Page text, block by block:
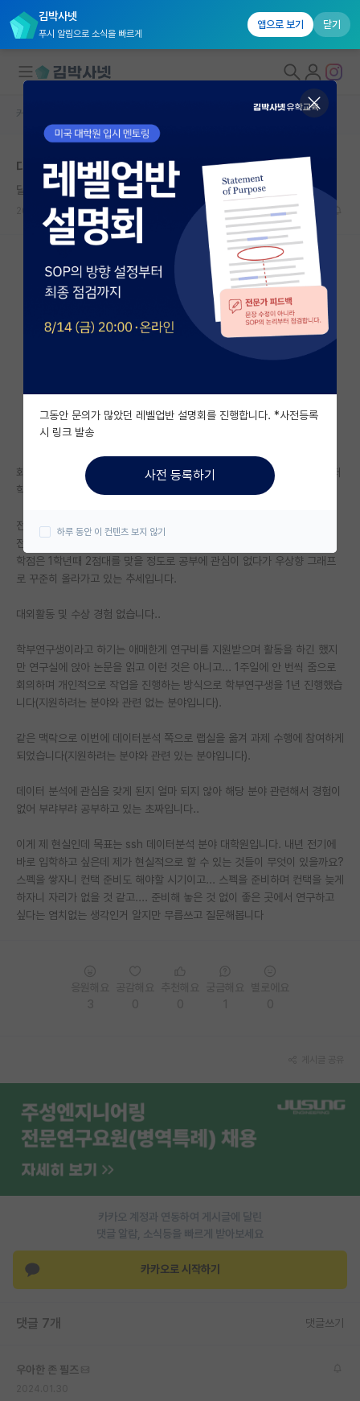
김박사넷
푸시 알림으로 소식을 빠르게
앱으로 보기 닫기
대학원생 모집
국내대학원 정보
연구실&오픈랩
커뮤니티
커뮤니티 홈
전체글보기
베스트 게시판
자유 게시판(아무개랩)
미국 유학 게시판
미국 대학원 합격 후기 게시판
대학원생 모집 게시판
연구실(PI) 홍보 게시판
석박사 채용 정보 게시판
임용 정보 게시판
학부 인턴 게시판
취업 게시판
PI 전용 게시판
특수/전문대학원 게시판
반도체/AI 게시판
장학금/장학생 게시판
학술 정보 게시판
재팬라운지 🌸
커뮤니티 홈
대학원 스펙 시원하게 한 번 까주십쇼...
달리는 쿠르트 괴델
2024.01.30 7 6173
화성에 있는 ㅅㅇ대학교 재학중이고 이제 4학년 올라갑니다. 학부는 컴퓨터
학과입니다.
전체 3.72/4.5
전공 3.92/4.5
학점은 1학년때 2점대를 맞을 정도로 공부에 관심이 없다가 우상향 그래프
로 꾸준히 올라가고 있는 추세입니다.
대외활동 및 수상 경험 없습니다..
학부연구생이라고 하기는 애매한게 연구비를 지원받으며 활동을 하긴 했지
만 연구실에 앉아 논문을 읽고 이런 것은 아니고... 1주일에 안 번씩 줌으로
회의하며 개인적으로 작업을 진행하는 방식으로 학부연구생을 1년 진행했습
니다(지원하려는 분야와 관련 없는 분야입니다).
같은 맥락으로 이번에 데이터분석 쪽으로 랩실을 옮겨 과제 수행에 참여하게
되었습니다(지원하려는 분야와 관련 있는 분야입니다).
데이터 분석에 관심을 갖게 된지 얼마 되지 않아 해당 분야 관련해서 경험이
없어 부랴부랴 공부하고 있는 초짜입니다..
이게 제 현실인데 목표는 ssh 데이터분석 분야 대학원입니다. 내년 전기에
바로 입학하고 싶은데 제가 현실적으로 할 수 있는 것들이 무엇이 있을까요?
스펙을 쌓자니 컨택 준비도 해야할 시기이고... 스펙을 준비하며 컨택을 늦게
하자니 자리가 없을 것 같고.... 준비해 놓은 것 없이 좋은 곳에서 연구하고
싶다는 염치없는 생각인거 알지만 무릅쓰고 질문해봅니다
카카오 계정과 연동하여 게시글에 달린
댓글 알람, 소식등을 빠르게 받아보세요
카카오로 시작하기
댓글 7개 댓글쓰기
우아한 존 필즈
그동안 문의가 많았던 레벨업반 설명회를 진행합니다. *사전등록
시 링크 발송
사전 등록하기
하루 동안 이 컨텐츠 보지 않기